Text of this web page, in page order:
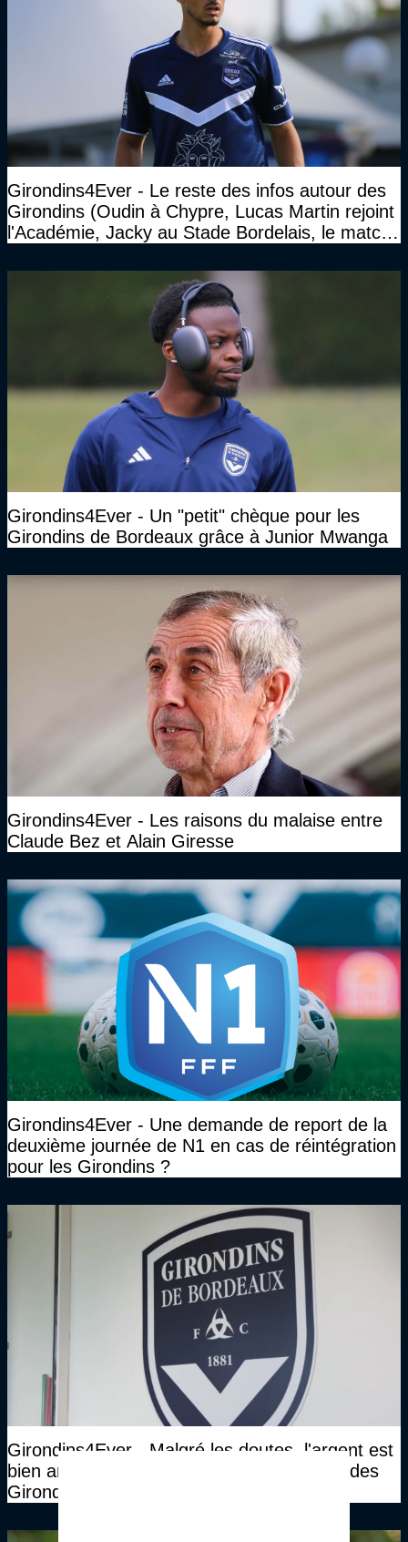
Girondins4Ever - Le reste des infos autour des
Girondins (Oudin à Chypre, Lucas Martin rejoint
l'Académie, Jacky au Stade Bordelais, le match
Girondins4Ever - Un "petit" chèque pour les
Girondins de Bordeaux grâce à Junior Mwanga
Girondins4Ever - Les raisons du malaise entre
Claude Bez et Alain Giresse
Girondins4Ever - Une demande de report de la
deuxième journée de N1 en cas de réintégration
pour les Girondins ?
Girondins4Ever - Malgré les doutes, l'argent est
bien arrivé. James Bord derrière le rachat des
Girondins ?